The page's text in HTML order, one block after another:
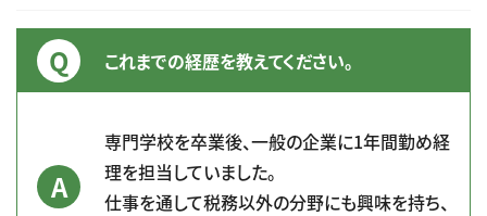
これまでの経歴を教えてください。
専門学校を卒業後、一般の企業に1年間勤め経
理を担当していました。
仕事を通して税務以外の分野にも興味を持ち、